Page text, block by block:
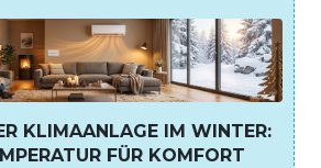
KLIMAANLAGE IM WINTER:
FÜR KOMFORT